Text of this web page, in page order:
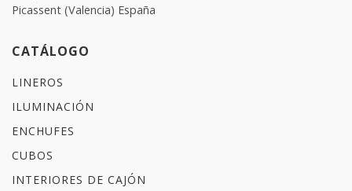
Picassent (Valencia) España
CATÁLOGO
LINEROS
ILUMINACIÓN
ENCHUFES
CUBOS
INTERIORES DE CAJÓN